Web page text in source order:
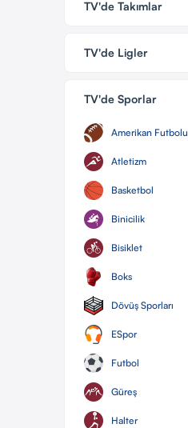
TV'de Takımlar
TV'de Ligler
TV'de Sporlar
Amerikan Futbolu
Atletizm
Basketbol
Binicilik
Bisiklet
Boks
Dövüş Sporları
ESpor
Futbol
Güreş
Halter